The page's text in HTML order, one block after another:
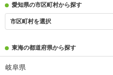
愛知県の市区町村から探す
市区町村を選択
東海の都道府県から探す
岐阜県